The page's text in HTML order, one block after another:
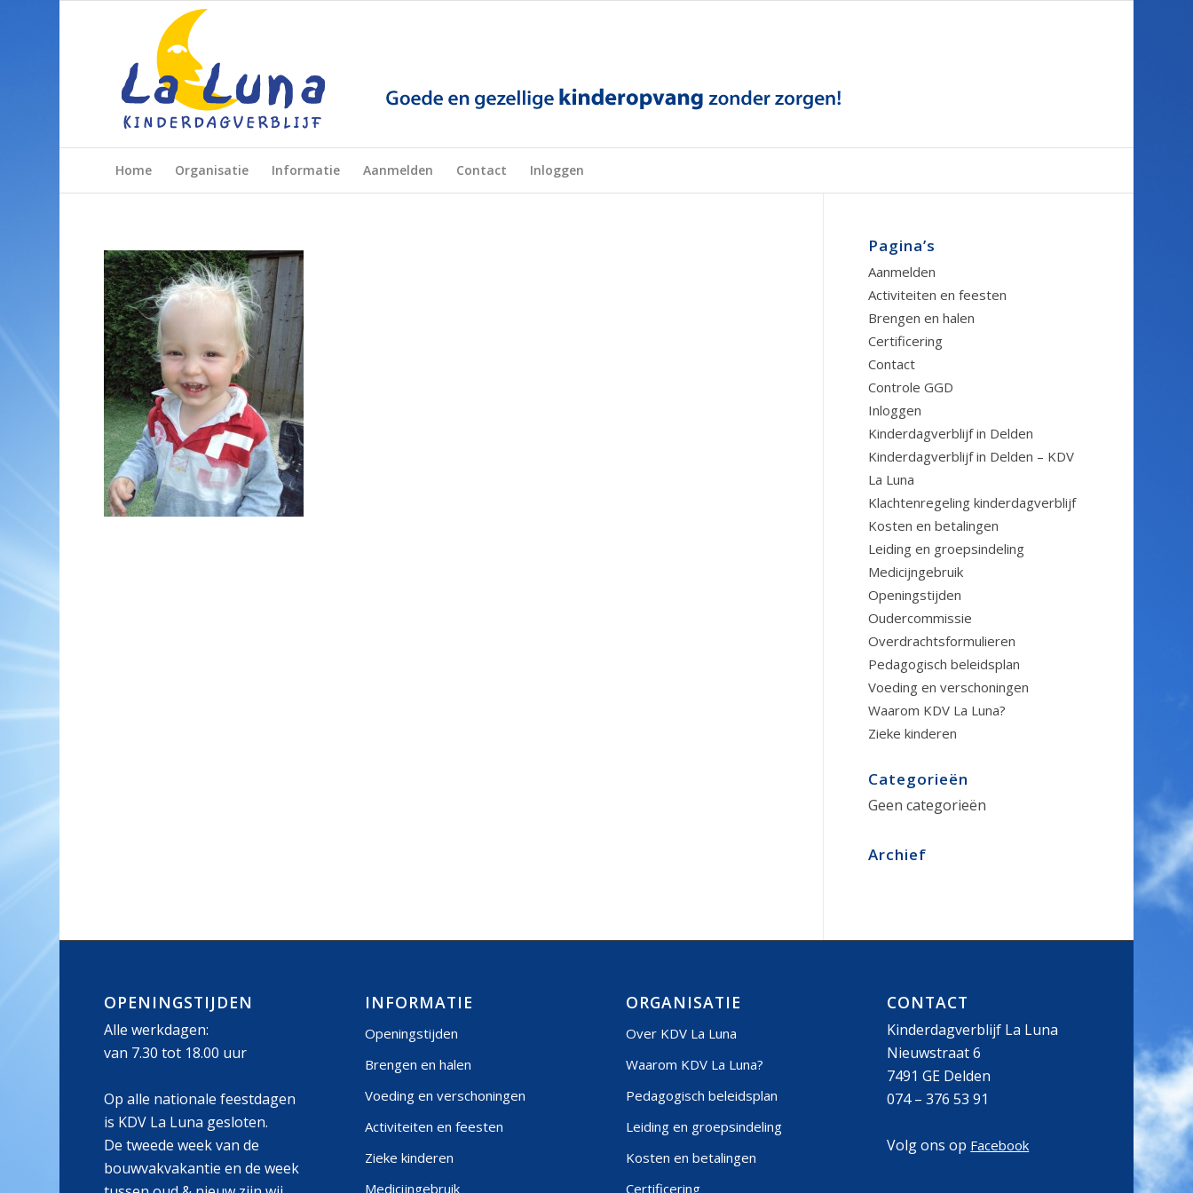
Home Organisatie Informatie Aanmelden Contact Inloggen
Pagina’s
Aanmelden
Activiteiten en feesten
Brengen en halen
Certificering
Contact
Controle GGD
Inloggen
Kinderdagverblijf in Delden
Kinderdagverblijf in Delden – KDV
La Luna
Klachtenregeling kinderdagverblijf
Kosten en betalingen
Leiding en groepsindeling
Medicijngebruik
Openingstijden
Oudercommissie
Overdrachtsformulieren
Pedagogisch beleidsplan
Voeding en verschoningen
Waarom KDV La Luna?
Zieke kinderen
Categorieën
Geen categorieën
Archief
OPENINGSTIJDEN
Alle werkdagen:
van 7.30 tot 18.00 uur
Op alle nationale feestdagen
is KDV La Luna gesloten.
De tweede week van de
bouwvakvakantie en de week
INFORMATIE
Openingstijden
Brengen en halen
Voeding en verschoningen
Activiteiten en feesten
Zieke kinderen
Medicijngebruik
ORGANISATIE
Over KDV La Luna
Waarom KDV La Luna?
Pedagogisch beleidsplan
Leiding en groepsindeling
Kosten en betalingen
Certificering
CONTACT
Kinderdagverblijf La Luna
Nieuwstraat 6
7491 GE Delden
074 – 376 53 91
Volg ons op Facebook